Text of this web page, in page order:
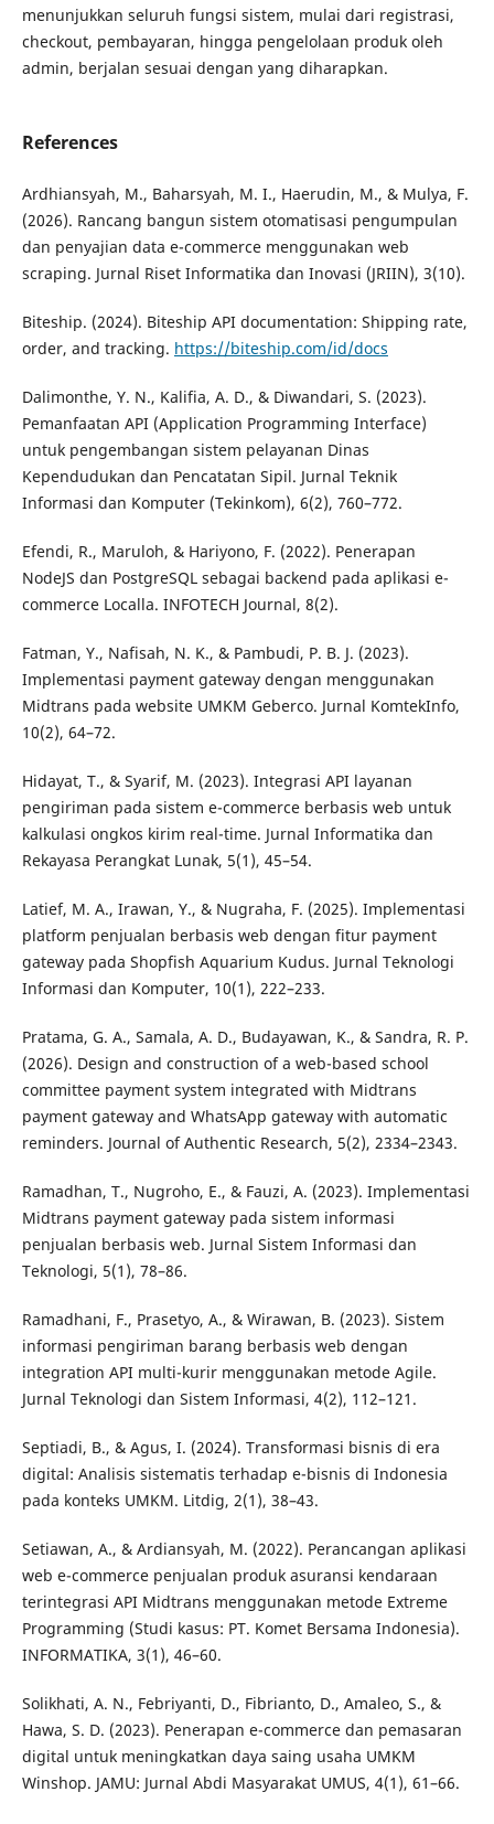
menunjukkan seluruh fungsi sistem, mulai dari registrasi,
checkout, pembayaran, hingga pengelolaan produk oleh
admin, berjalan sesuai dengan yang diharapkan.
References
Ardhiansyah, M., Baharsyah, M. I., Haerudin, M., & Mulya, F.
(2026). Rancang bangun sistem otomatisasi pengumpulan
dan penyajian data e-commerce menggunakan web
scraping. Jurnal Riset Informatika dan Inovasi (JRIIN), 3(10).
Biteship. (2024). Biteship API documentation: Shipping rate,
order, and tracking. https://biteship.com/id/docs
Dalimonthe, Y. N., Kalifia, A. D., & Diwandari, S. (2023).
Pemanfaatan API (Application Programming Interface)
untuk pengembangan sistem pelayanan Dinas
Kependudukan dan Pencatatan Sipil. Jurnal Teknik
Informasi dan Komputer (Tekinkom), 6(2), 760–772.
Efendi, R., Maruloh, & Hariyono, F. (2022). Penerapan
NodeJS dan PostgreSQL sebagai backend pada aplikasi e-
commerce Localla. INFOTECH Journal, 8(2).
Fatman, Y., Nafisah, N. K., & Pambudi, P. B. J. (2023).
Implementasi payment gateway dengan menggunakan
Midtrans pada website UMKM Geberco. Jurnal KomtekInfo,
10(2), 64–72.
Hidayat, T., & Syarif, M. (2023). Integrasi API layanan
pengiriman pada sistem e-commerce berbasis web untuk
kalkulasi ongkos kirim real-time. Jurnal Informatika dan
Rekayasa Perangkat Lunak, 5(1), 45–54.
Latief, M. A., Irawan, Y., & Nugraha, F. (2025). Implementasi
platform penjualan berbasis web dengan fitur payment
gateway pada Shopfish Aquarium Kudus. Jurnal Teknologi
Informasi dan Komputer, 10(1), 222–233.
Pratama, G. A., Samala, A. D., Budayawan, K., & Sandra, R. P.
(2026). Design and construction of a web-based school
committee payment system integrated with Midtrans
payment gateway and WhatsApp gateway with automatic
reminders. Journal of Authentic Research, 5(2), 2334–2343.
Ramadhan, T., Nugroho, E., & Fauzi, A. (2023). Implementasi
Midtrans payment gateway pada sistem informasi
penjualan berbasis web. Jurnal Sistem Informasi dan
Teknologi, 5(1), 78–86.
Ramadhani, F., Prasetyo, A., & Wirawan, B. (2023). Sistem
informasi pengiriman barang berbasis web dengan
integration API multi-kurir menggunakan metode Agile.
Jurnal Teknologi dan Sistem Informasi, 4(2), 112–121.
Septiadi, B., & Agus, I. (2024). Transformasi bisnis di era
digital: Analisis sistematis terhadap e-bisnis di Indonesia
pada konteks UMKM. Litdig, 2(1), 38–43.
Setiawan, A., & Ardiansyah, M. (2022). Perancangan aplikasi
web e-commerce penjualan produk asuransi kendaraan
terintegrasi API Midtrans menggunakan metode Extreme
Programming (Studi kasus: PT. Komet Bersama Indonesia).
INFORMATIKA, 3(1), 46–60.
Solikhati, A. N., Febriyanti, D., Fibrianto, D., Amaleo, S., &
Hawa, S. D. (2023). Penerapan e-commerce dan pemasaran
digital untuk meningkatkan daya saing usaha UMKM
Winshop. JAMU: Jurnal Abdi Masyarakat UMUS, 4(1), 61–66.